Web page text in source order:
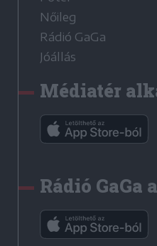
Nőileg
Rádió GaGa
Jóállás
Médiatér
Rádió GaGa